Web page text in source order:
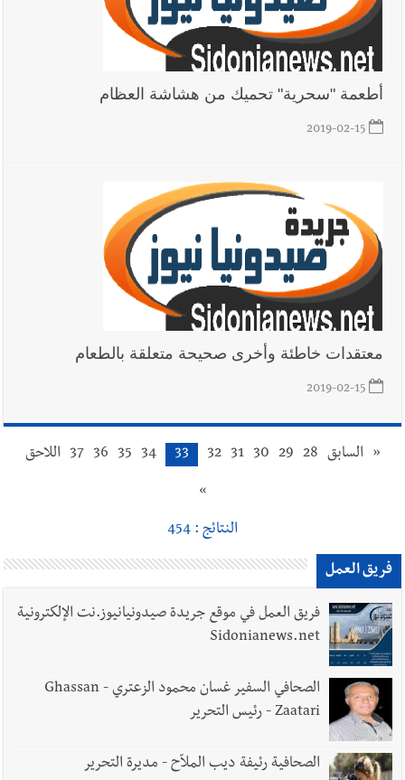
أطعمة "سحرية" تحميك من هشاشة العظام
2019-02-15
معتقدات خاطئة وأخرى صحيحة متعلقة بالطعام
2019-02-15
« السابق 28
29
30
31
32
33
34
35
36
37 اللاحق
»
النتائج : 454
فريق العمل
فريق العمل في موقع جريدة صيدونيانيوز.نت الإلكترونية
Sidonianews.net
الصحافي السفير غسان محمود الزعتري - Ghassan
Zaatari - رئيس التحرير
الصحافية رئيفة ديب الملاّح - مديرة التحرير